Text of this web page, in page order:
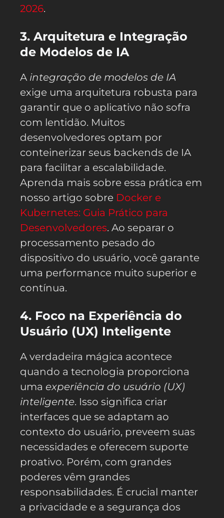
2026.
3. Arquitetura e Integração
de Modelos de IA
A integração de modelos de IA
exige uma arquitetura robusta para
garantir que o aplicativo não sofra
com lentidão. Muitos
desenvolvedores optam por
conteinerizar seus backends de IA
para facilitar a escalabilidade.
Aprenda mais sobre essa prática em
nosso artigo sobre Docker e
Kubernetes: Guia Prático para
Desenvolvedores. Ao separar o
processamento pesado do
dispositivo do usuário, você garante
uma performance muito superior e
contínua.
4. Foco na Experiência do
Usuário (UX) Inteligente
A verdadeira mágica acontece
quando a tecnologia proporciona
uma experiência do usuário (UX)
inteligente. Isso significa criar
interfaces que se adaptam ao
contexto do usuário, preveem suas
necessidades e oferecem suporte
proativo. Porém, com grandes
poderes vêm grandes
responsabilidades. É crucial manter
a privacidade e a segurança dos